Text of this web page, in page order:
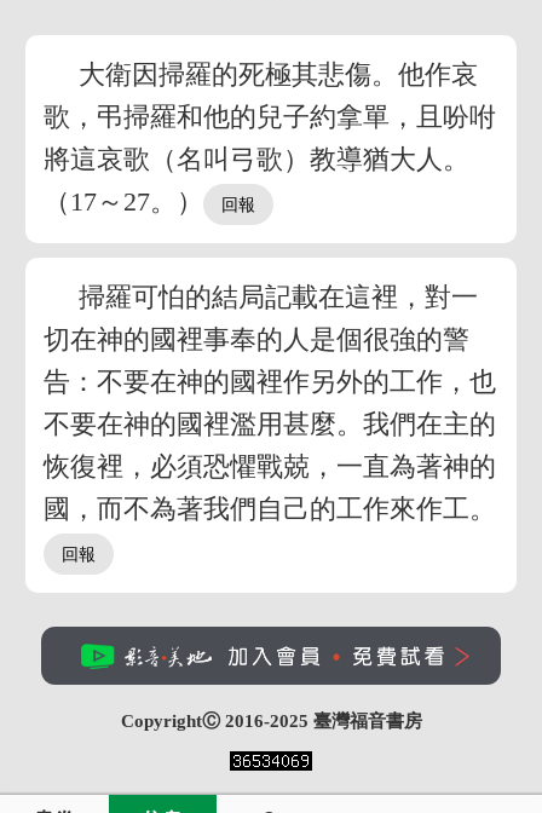
大衛因掃羅的死極其悲傷。他作哀
歌，弔掃羅和他的兒子約拿單，且吩咐
將這哀歌（名叫弓歌）教導猶大人。
（17～27。）
掃羅可怕的結局記載在這裡，對一
切在神的國裡事奉的人是個很強的警
告：不要在神的國裡作另外的工作，也
不要在神的國裡濫用甚麼。我們在主的
恢復裡，必須恐懼戰兢，一直為著神的
國，而不為著我們自己的工作來作工。
CopyrightⒸ 2016-2025 臺灣福音書房